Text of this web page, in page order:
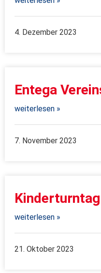
4. Dezember 2023
Entega
weiterlesen »
7. November 2023
weiterlesen »
21. Oktober 2023